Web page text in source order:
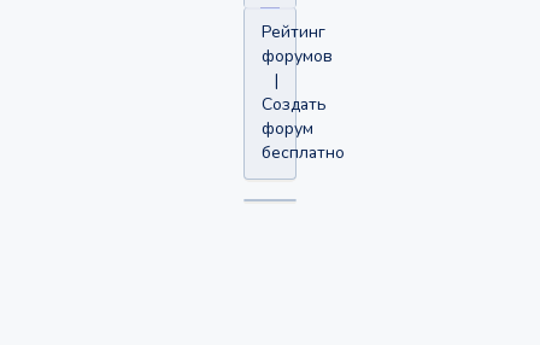
Рейтинг
форумов
|
Создать
форум
бесплатно